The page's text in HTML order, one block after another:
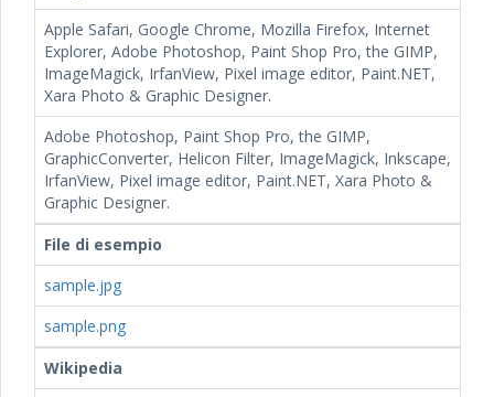
Apple Safari, Google Chrome, Mozilla Firefox, Internet
Explorer, Adobe Photoshop, Paint Shop Pro, the GIMP,
ImageMagick, IrfanView, Pixel image editor, Paint.NET,
Xara Photo & Graphic Designer.
Adobe Photoshop, Paint Shop Pro, the GIMP,
GraphicConverter, Helicon Filter, ImageMagick, Inkscape,
IrfanView, Pixel image editor, Paint.NET, Xara Photo &
Graphic Designer.
File di esempio
sample.jpg
sample.png
Wikipedia